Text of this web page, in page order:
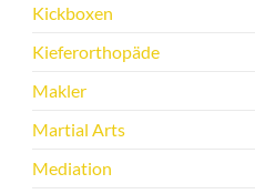
Kickboxen
Kieferorthopäde
Makler
Martial Arts
Mediation